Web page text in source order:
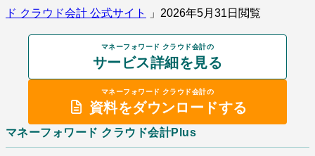
ド クラウド会計 公式サイト
」2026年5月31日閲覧
マネーフォワード クラウド会計の
サービス詳細を見る
マネーフォワード クラウド会計の
資料をダウンロードする
マネーフォワード クラウド会計Plus